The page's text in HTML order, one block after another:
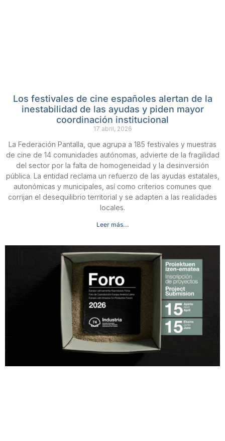
Los festivales de cine españoles alertan de la
inestabilidad de las ayudas y piden mayor
coordinación institucional
17 abril, 2026
La Federación Pantalla, que agrupa a 185 festivales y muestras
de cine de 14 comunidades autónomas, advierte de la fragilidad
del sector por la falta de homogeneidad y la desinversión
pública. La entidad reclama un refuerzo de las ayudas estatales,
autonómicas y municipales, así como criterios comunes que
corrijan el desequilibrio territorial y se adapten a las realidades
locales.
Leer más...